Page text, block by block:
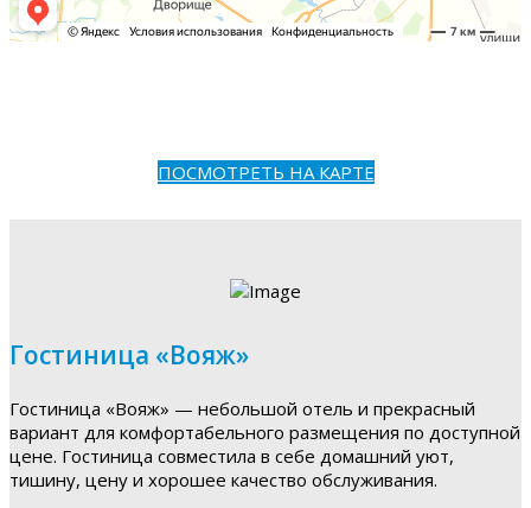
ПОСМОТРЕТЬ НА КАРТЕ
Гостиница «Вояж»
Гостиница «Вояж» — небольшой отель и прекрасный
вариант для комфортабельного размещения по доступной
цене. Гостиница совместила в себе домашний уют,
тишину, цену и хорошее качество обслуживания.